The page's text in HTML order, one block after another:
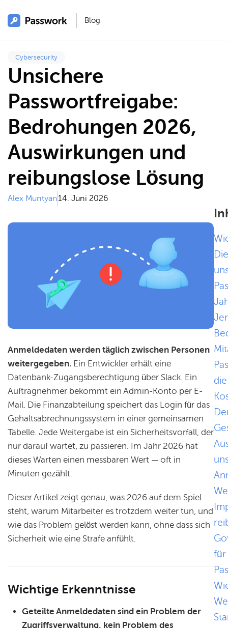
Blog
Cybersecurity
Unsichere
Passwortfreigabe:
Bedrohungen 2026,
Auswirkungen und
reibungslose Lösung
Alex Muntyan14. Juni 2026
Anmeldedaten werden täglich zwischen Personen
weitergegeben. Ein Entwickler erhält eine
Datenbank-Zugangsberechtigung über Slack. Ein
Auftragnehmer bekommt ein Admin-Konto per E-
Mail. Die Finanzabteilung speichert das Login für das
Gehaltsabrechnungssystem in einer gemeinsamen
Tabelle. Jede Weitergabe ist ein Sicherheitsvorfall, der
nur darauf wartet, zu passieren. Im Jahr 2026 hat
dieses Warten einen messbaren Wert — oft in
Minuten gezählt.
Dieser Artikel zeigt genau, was 2026 auf dem Spiel
steht, warum Mitarbeiter es trotzdem weiter tun, und
wie das Problem gelöst werden kann, ohne dass sich
Sicherheit wie eine Strafe anfühlt.
Wichtige Erkenntnisse
Geteilte Anmeldedaten sind ein Problem der
Zugriffsverwaltung, kein Problem des
für